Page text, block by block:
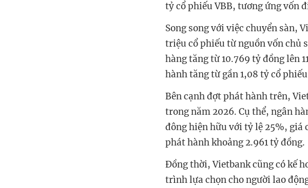
tỷ cổ phiếu VBB, tương ứng vốn
Song song với việc chuyển sàn,
triệu cổ phiếu từ nguồn vốn chủ
hàng tăng từ 10.769 tỷ đồng lên
hành tăng từ gần 1,08 tỷ cổ
Bên cạnh đợt phát hành trên,
trong năm 2026. Cụ thể, ngân
đông hiện hữu với tỷ lệ 25%, giá
phát hành khoảng 2.961 tỷ đồng.
Đồng thời, Vietbank cũng có kế
trình lựa chọn cho người lao